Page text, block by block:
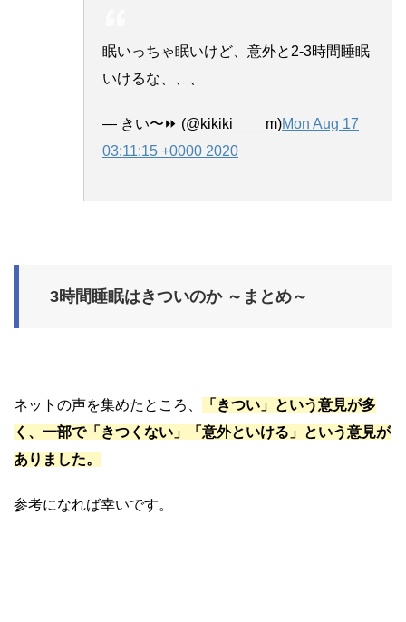
眠いっちゃ眠いけど、意外と2-3時間睡眠
いけるな、、、
— きい〜⏩ (@kikiki____m)Mon Aug 17
03:11:15 +0000 2020
3時間睡眠はきついのか ～まとめ～
ネットの声を集めたところ、 「きつい」 という意見が多
く、一部で「きつくない」「意外といける」という意見が
ありました。
参考になれば幸いです。